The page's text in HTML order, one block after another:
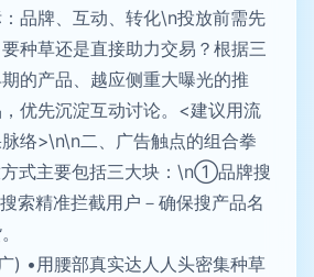
品牌、互动、转化\n投放前需先
种草还是直接助力交易？根据三
的产品、越应侧重大曝光的推
优先沉淀互动讨论。<建议用流
络>\n\n二、广告触点的组合拳
式主要包括三大块：\n①品牌搜
索精准拦截用户－确保搜产品名
•用腰部真实达人人头密集种草